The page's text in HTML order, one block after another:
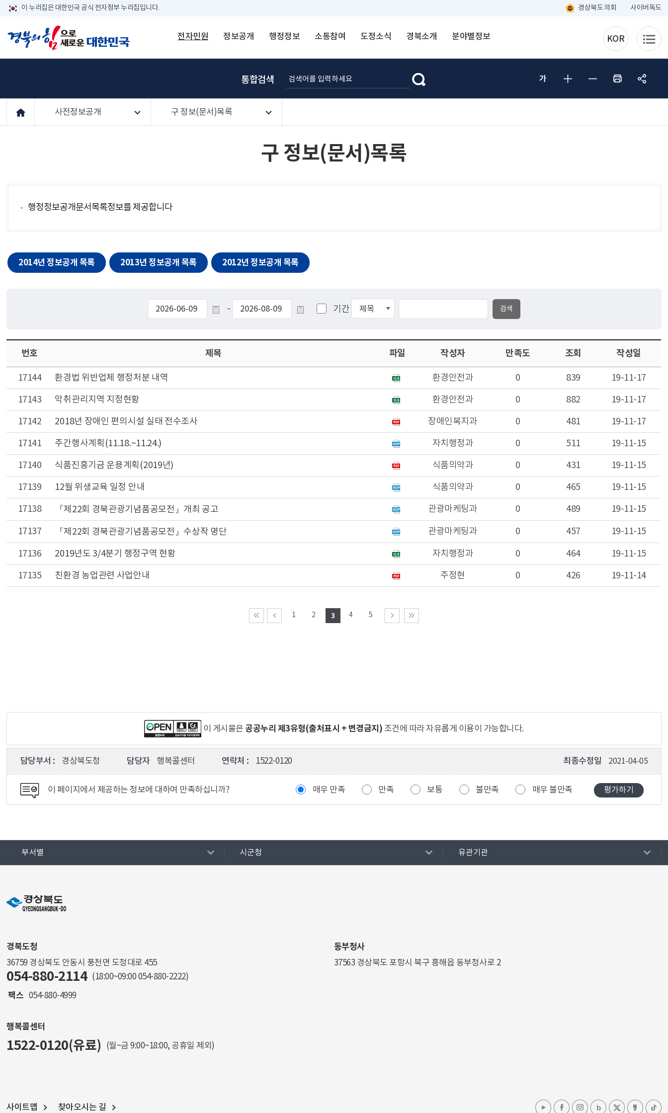
이 누리집은 대한민국 공식 전자정부 누리집입니다. 경상북도 의회 사이버독도
전자민원 정보공개 행정정보 소통참여 도정소식 경북소개 분야별정보 KOR
통합검색
사전정보공개 구 정보(문서)목록
구 정보(문서)목록
행정정보공개문서목록정보를 제공합니다
2014년 정보공개 목록 2013년 정보공개 목록 2012년 정보공개 목록
- 기간
번호 제목 파일 작성자 만족도 조회 작성일
17144 환경법 위반업체 행정처분 내역 환경안전과 0 839 19-11-17
17143 악취관리지역 지정현황 환경안전과 0 882 19-11-17
17142 2018년 장애인 편의시설 실태 전수조사 장애인복지과 0 481 19-11-17
17141 주간행사계획(11.18.~11.24.) 자치행정과 0 511 19-11-15
17140 식품진흥기금 운용계획(2019년) 식품의약과 0 431 19-11-15
17139 12월 위생교육 일정 안내 식품의약과 0 465 19-11-15
17138 『제22회 경북관광기념품공모전』개최 공고 관광마케팅과 0 489 19-11-15
17137 『제22회 경북관광기념품공모전』수상작 명단 관광마케팅과 0 457 19-11-15
17136 2019년도 3/4분기 행정구역 현황 자치행정과 0 464 19-11-15
17135 친환경 농업관련 사업안내 주정현 0 426 19-11-14
1 2 3 4 5
이 게시물은 공공누리 제3유형(출처표시 + 변경금지) 조건에 따라 자유롭게 이용이 가능합니다.
담당부서 : 경상북도청 담당자 행복콜센터 연락처 : 1522-0120 최종수정일 2021-04-05
이 페이지에서 제공하는 정보에 대하여 만족하십니까? 매우 만족 만족 보통 불만족 매우 불만족
부서별 시군청 유관기관
경북도청
36759 경상북도 안동시 풍천면 도청대로 455
054-880-2114 (18:00~09:00 054-880-2222)
팩스 054-880-4999
동부청사
37563 경상북도 포항시 북구 흥해읍 동부청사로 2
행복콜센터
1522-0120(유료) (월~금 9:00~18:00, 공휴일 제외)
사이트맵 찾아오시는 길